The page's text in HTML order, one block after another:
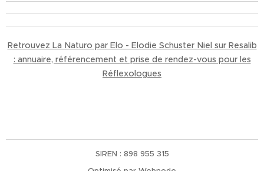
Retrouvez La Naturo par Elo - Elodie Schuster Niel sur Resalib
: annuaire, référencement et prise de rendez-vous pour les
Réflexologues
SIREN : 898 955 315